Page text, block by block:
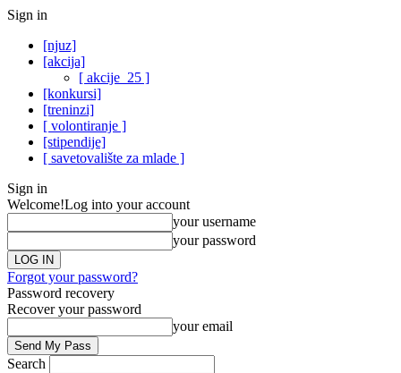
Sign in
[njuz]
[akcija]
[ akcije_25 ]
[konkursi]
[treninzi]
[ volontiranje ]
[stipendije]
[ savetovalište za mlade ]
Sign in
Welcome!Log into your account
your username
your password
Forgot your password?
Password recovery
Recover your password
your email
Search